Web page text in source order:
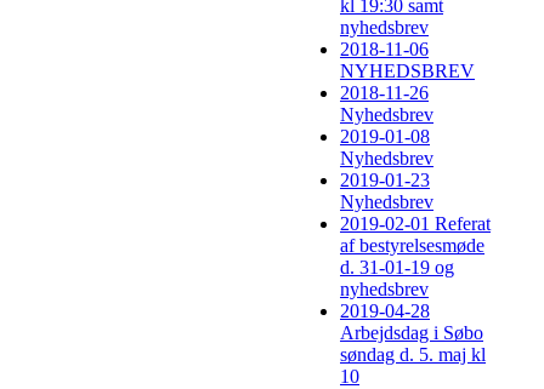
kl 19:30 samt
nyhedsbrev
2018-11-06
NYHEDSBREV
2018-11-26
Nyhedsbrev
2019-01-08
Nyhedsbrev
2019-01-23
Nyhedsbrev
2019-02-01 Referat
af bestyrelsesmøde
d. 31-01-19 og
nyhedsbrev
2019-04-28
Arbejdsdag i Søbo
søndag d. 5. maj kl
10